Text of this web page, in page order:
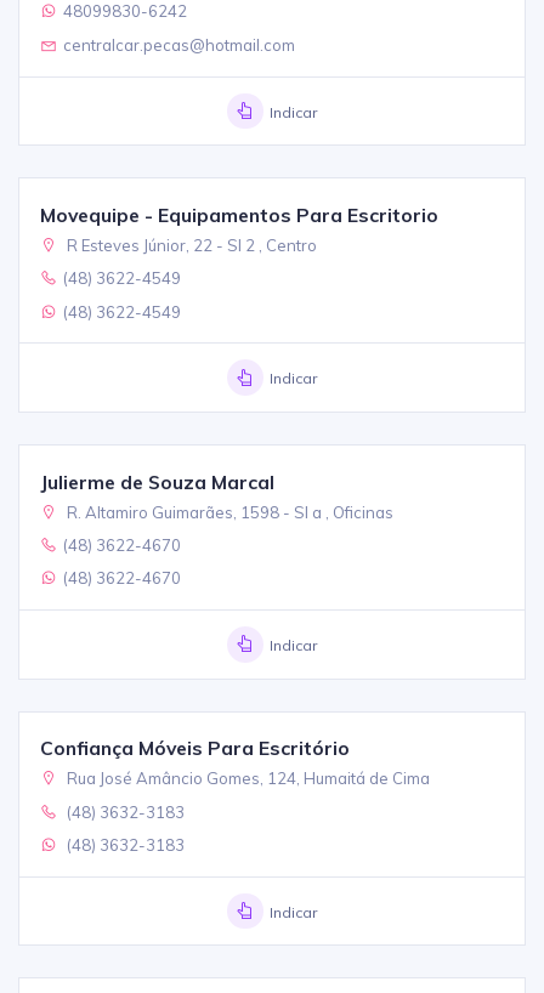
48099830-6242
centralcar.pecas@hotmail.com
Indicar
Movequipe - Equipamentos Para Escritorio
R Esteves Júnior, 22 - Sl 2 , Centro
(48) 3622-4549
(48) 3622-4549
Indicar
Julierme de Souza Marcal
R. Altamiro Guimarães, 1598 - Sl a , Oficinas
(48) 3622-4670
(48) 3622-4670
Indicar
Confiança Móveis Para Escritório
Rua José Amâncio Gomes, 124, Humaitá de Cima
(48) 3632-3183
(48) 3632-3183
Indicar